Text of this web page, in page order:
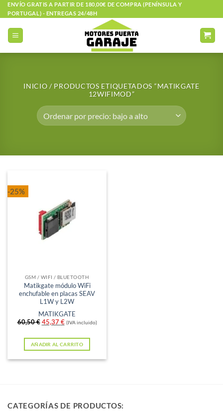
Saltar
al
contenido
ENVÍO GRATIS A PARTIR DE 180,00€ DE COMPRA (PENÍNSULA Y
PORTUGAL) - ENTREGAS 24/48H
INICIO /PRODUCTOS ETIQUETADOS “MATIKGATE
12WIFIMOD”
-25%
GSM / WIFI / BLUETOOTH
Matikgate módulo WiFi
enchufable en placas SEAV
L1W y L2W
MATIKGATE
60,50€ El
original
era:
60,50 €.
45,37€El
actual
es:
45,37 €.
(IVA incluido)
AÑADIR AL CARRITO
CATEGORÍAS DE PRODUCTOS: